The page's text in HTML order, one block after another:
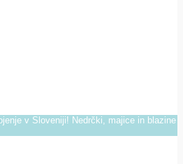
v Sloveniji! Nedrčki, majice in blazine